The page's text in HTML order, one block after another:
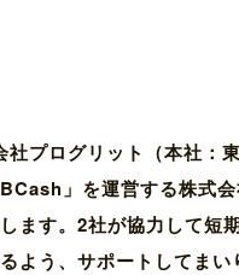
プログリット（本社：
」を運営する株
ます。2社が協力して短
う、サポートしてまい